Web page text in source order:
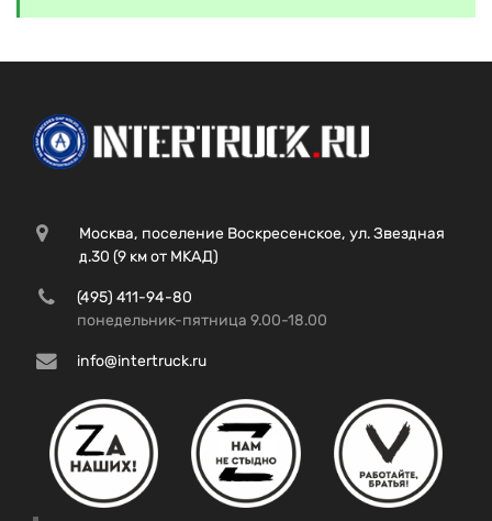
Москва, поселение Воскресенское, ул. Звездная
д.30 (9 км от МКАД)
(495) 411-94-80
понедельник-пятница 9.00-18.00
info@intertruck.ru